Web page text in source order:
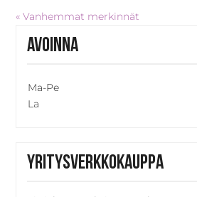
« Vanhemmat merkinnät
Avoinna
Ma-Pe
La
Yritysverkkokauppa